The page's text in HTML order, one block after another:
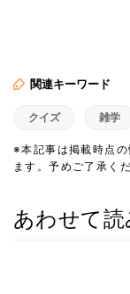
関連キーワード
クイズ 雑学
※本記事は掲載時点
ます。予めご了承くだ
あわせて